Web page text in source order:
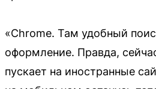
«Chrome. Там удобный
оформление. Правда,
пускает на иностранные